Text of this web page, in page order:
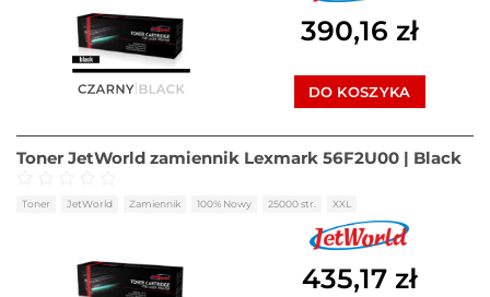
390,16 zł
DO KOSZYKA
Toner JetWorld zamiennik Lexmark 56F2U00 | Black
Oceniono na 5
Toner JetWorld Zamiennik 100% Nowy 25000 str. XXL
435,17 zł